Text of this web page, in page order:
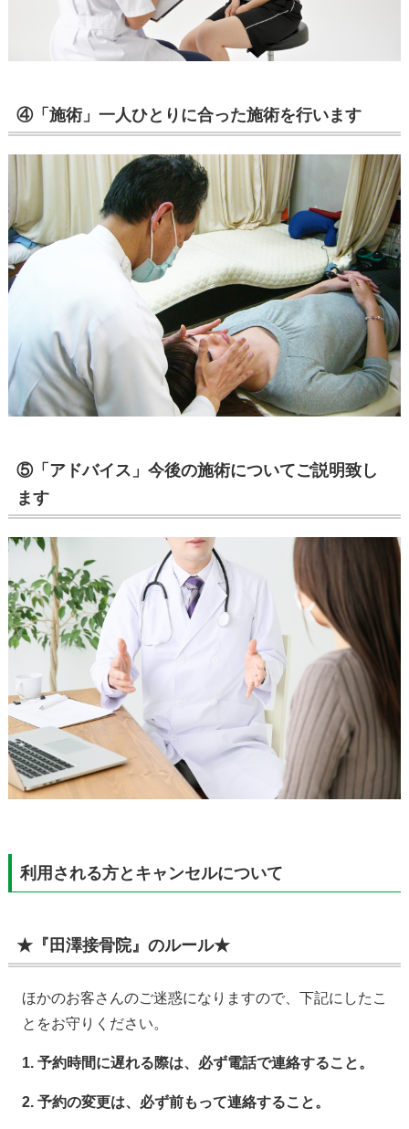
④「施術」一人ひとりに合った施術を行います
⑤「アドバイス」今後の施術についてご説明致し
ます
利用される方とキャンセルについて
★『田澤接骨院』のルール★
ほかのお客さんのご迷惑になりますので、下記にしたこ
とをお守りください。
1. 予約時間に遅れる際は、必ず電話で連絡すること。
2. 予約の変更は、必ず前もって連絡すること。